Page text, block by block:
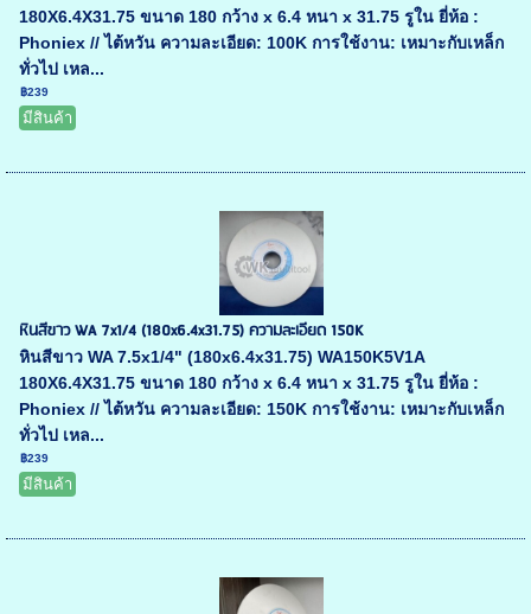
180X6.4X31.75 ขนาด 180 กว้าง x 6.4 หนา x 31.75 รูใน ยี่ห้อ :
Phoniex // ไต้หวัน ความละเอียด: 100K การใช้งาน: เหมาะกับเหล็ก
ทั่วไป เหล...
฿239
มีสินค้า
หินสีขาว WA 7x1/4 (180x6.4x31.75) ความละเอียด 150K
หินสีขาว WA 7.5x1/4" (180x6.4x31.75) WA150K5V1A
180X6.4X31.75 ขนาด 180 กว้าง x 6.4 หนา x 31.75 รูใน ยี่ห้อ :
Phoniex // ไต้หวัน ความละเอียด: 150K การใช้งาน: เหมาะกับเหล็ก
ทั่วไป เหล...
฿239
มีสินค้า